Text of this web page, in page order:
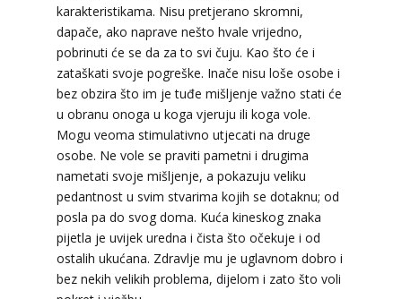
karakteristikama. Nisu pretjerano skromni,
dapače, ako naprave nešto hvale vrijedno,
pobrinuti će se da za to svi čuju. Kao što će i
zataškati svoje pogreške. Inače nisu loše osobe i
bez obzira što im je tuđe mišljenje važno stati će
u obranu onoga u koga vjeruju ili koga vole.
Mogu veoma stimulativno utjecati na druge
osobe. Ne vole se praviti pametni i drugima
nametati svoje mišljenje, a pokazuju veliku
pedantnost u svim stvarima kojih se dotaknu; od
posla pa do svog doma. Kuća kineskog znaka
pijetla je uvijek uredna i čista što očekuje i od
ostalih ukućana. Zdravlje mu je uglavnom dobro i
bez nekih velikih problema, dijelom i zato što voli
Broj tel: 064/600-600
tel:0,93€ - mob:1,12€ min
ELA/ Kod 151
Tarot savjetnik je slobodan
TEHNIKE:astrologija, tarot, numerološki tarot,
visak, feng shui numerologija, anđeoski brojevi,
tumačenje snova, rune, kristali, reiki, terapija
bojama, anđeoske karte, iscjeljivanje anđeoskim
energijama
Broj tel: 064/600-600
tel:0,93€ - mob:1,12€ min